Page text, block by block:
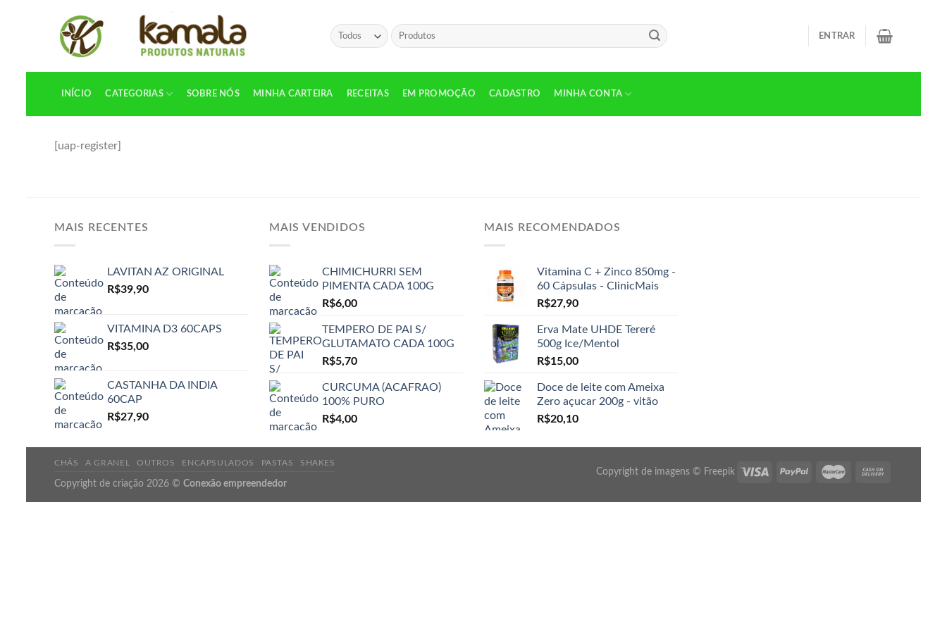
content
Pesquisar
por:
ENTRAR
INÍCIO CATEGORIAS SOBRE NÓS MINHA CARTEIRA RECEITAS EM PROMOÇÃO CADASTRO MINHA CONTA
[uap-register]
MAIS RECENTES
LAVITAN AZ ORIGINAL
R$39,90
VITAMINA D3 60CAPS
R$35,00
CASTANHA DA INDIA
60CAP
R$27,90
MAIS VENDIDOS
CHIMICHURRI SEM
PIMENTA CADA 100G
R$6,00
TEMPERO DE PAI S/
GLUTAMATO CADA 100G
R$5,70
CURCUMA (ACAFRAO)
100% PURO
R$4,00
MAIS RECOMENDADOS
Vitamina C + Zinco 850mg -
60 Cápsulas - ClinicMais
R$27,90
Erva Mate UHDE Tereré
500g Ice/Mentol
R$15,00
Doce de leite com Ameixa
Zero açucar 200g - vitão
R$20,10
Copyright de imagens © Freepik
CHÁS A GRANEL OUTROS ENCAPSULADOS PASTAS SHAKES
Copyright de criação 2026 © Conexão empreendedor